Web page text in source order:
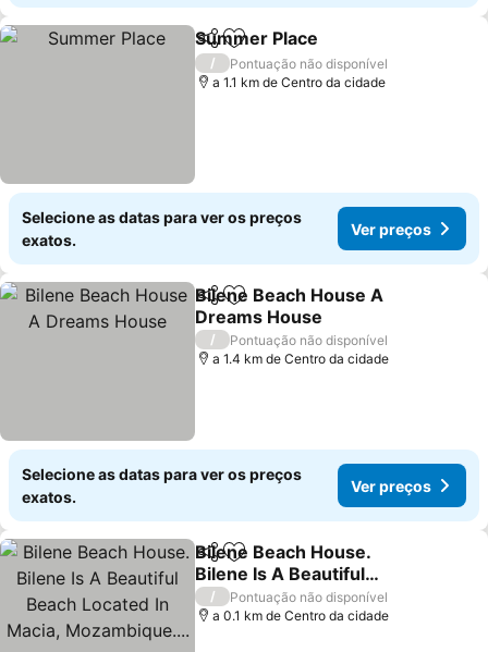
PartilharAdicionar aos favoritos
Summer Place
/
Pontuação não disponível
a 1.1 km de Centro da cidade
Selecione as datas para ver os preços
exatos.
Ver preços
PartilharAdicionar aos favoritos
Bilene Beach House A
Dreams House
Ver preços
/
Pontuação não disponível
a 1.4 km de Centro da cidade
Selecione as datas para ver os preços
exatos.
Ver preços
PartilharAdicionar aos favoritos
Bilene Beach House.
Bilene Is A Beautiful
Beach Located In Macia,
Mozambique....
Ver preços
/
Pontuação não disponível
a 0.1 km de Centro da cidade